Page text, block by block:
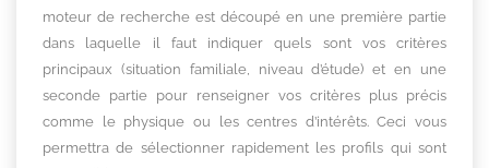
moteur de recherche est découpé en une première partie
dans laquelle il faut indiquer quels sont vos critères
principaux (situation familiale, niveau d’étude) et en une
seconde partie pour renseigner vos critères plus précis
comme le physique ou les centres d’intérêts. Ceci vous
permettra de sélectionner rapidement les profils qui sont